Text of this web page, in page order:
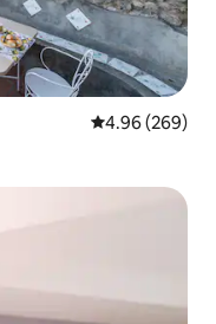
औसत रेटिंग 5 में से
4.96 (269)